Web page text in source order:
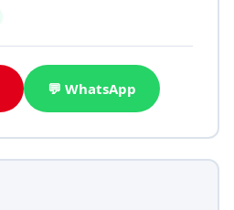
💬 WhatsApp